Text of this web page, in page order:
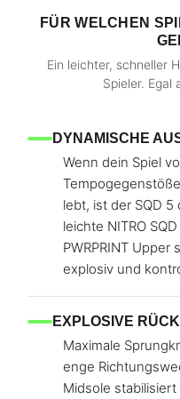
FÜR WELCHEN
Ein leichter, schneller
Spieler. Egal
DYNAMISCHE
Wenn dein Spiel
lebt, ist der SQD
leichte NITRO
PWRPRINT
explosiv und
EXPLOSIVE
Maximale
enge
Midsole